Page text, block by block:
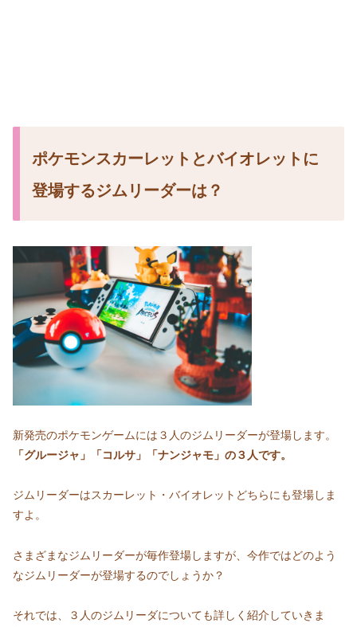
ポケモンスカーレットとバイオレットに
登場するジムリーダーは？
新発売のポケモンゲームには３人のジムリーダーが登場します。
「グルージャ」「コルサ」「ナンジャモ」の３人です。
ジムリーダーはスカーレット・バイオレットどちらにも登場しま
すよ。
さまざまなジムリーダーが毎作登場しますが、今作ではどのよう
なジムリーダーが登場するのでしょうか？
それでは、３人のジムリーダについても詳しく紹介していきま